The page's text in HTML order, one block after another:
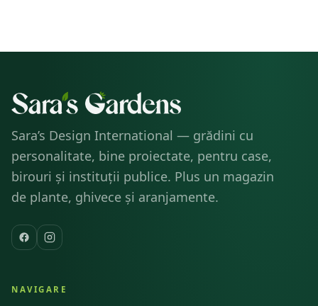
Sara’s Design International — grădini cu
personalitate, bine proiectate, pentru case,
birouri și instituții publice. Plus un magazin
de plante, ghivece și aranjamente.
NAVIGARE